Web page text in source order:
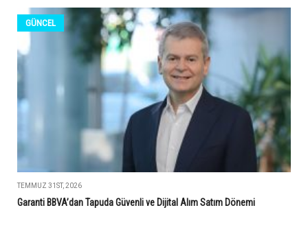
GÜNCEL
TEMMUZ 31ST, 2026
Garanti BBVA’dan Tapuda Güvenli ve Dijital Alım Satım Dönemi